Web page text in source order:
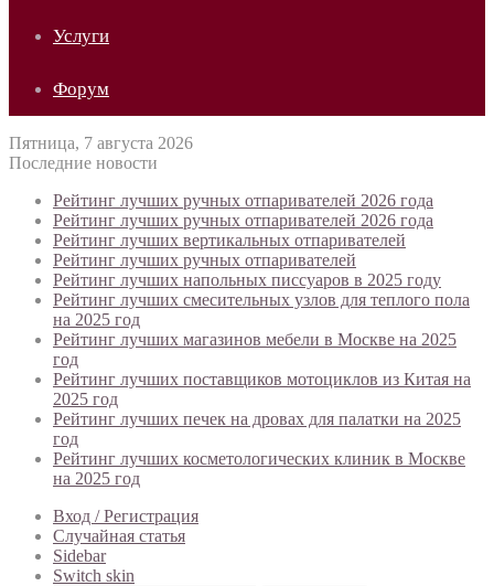
Услуги
Форум
Пятница, 7 августа 2026
Последние новости
Рейтинг лучших ручных отпаривателей 2026 года
Рейтинг лучших ручных отпаривателей 2026 года
Рейтинг лучших вертикальных отпаривателей
Рейтинг лучших ручных отпаривателей
Рейтинг лучших напольных писсуаров в 2025 году
Рейтинг лучших смесительных узлов для теплого пола
на 2025 год
Рейтинг лучших магазинов мебели в Москве на 2025
год
Рейтинг лучших поставщиков мотоциклов из Китая на
2025 год
Рейтинг лучших печек на дровах для палатки на 2025
год
Рейтинг лучших косметологических клиник в Москве
на 2025 год
Вход / Регистрация
Случайная статья
Sidebar
Switch skin